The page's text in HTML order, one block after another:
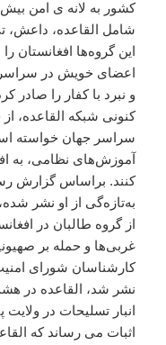
کشور به لانه ی امن
شامل القاعده،
این گروه‌ها افغانستان
اعضای خویش در سراسر
و نبرد با کفار را صادر
کنونی شبکه القاعده،
سراسر جهان خواسته
آموزش‌های نظامی، به
کنند. براساس گزارش
به‌تازه‌گی از او نشر
از گروه طالبان در
غربی‌ها و حمله بر
نشر شد، القاعده در
انبار تسلیحات در
اثبات می رساند که